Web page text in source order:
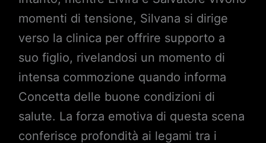
momenti di tensione, Silvana si dirige
verso la clinica per offrire supporto a
suo figlio, rivelandosi un momento di
intensa commozione quando informa
Concetta delle buone condizioni di
salute. La forza emotiva di questa scena
conferisce profondità ai legami tra i